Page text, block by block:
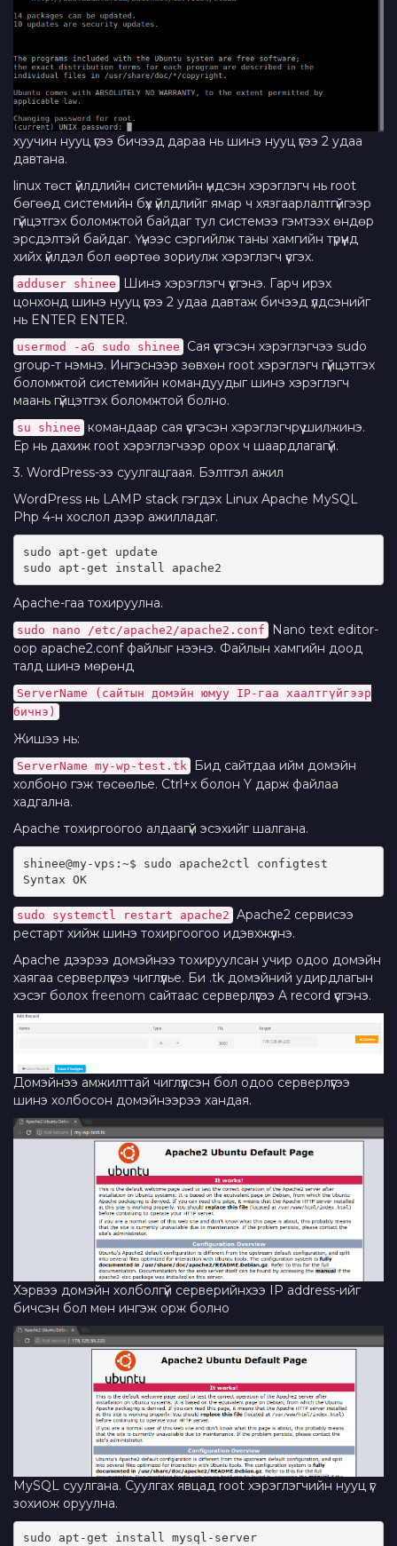
хуучин нууц үгээ бичээд дараа нь шинэ нууц үгээ 2 удаа
давтана.
linux төст үйлдлийн системийн үндсэн хэрэглэгч нь root
бөгөөд системийн бүх үйлдлийг ямар ч хязгаарлалтгүйгээр
гүйцэтгэх боломжтой байдаг тул системээ гэмтээх өндөр
эрсдэлтэй байдаг. Үүнээс сэргийлж таны хамгийн түрүүнд
хийх үйлдэл бол өөртөө зориулж хэрэглэгч үүсгэх.
adduser shinee
Шинэ хэрэглэгч үүсгэнэ. Гарч ирэх
цонхонд шинэ нууц үгээ 2 удаа давтаж бичээд үлдсэнийг
нь ENTER ENTER.
usermod -aG sudo shinee
Сая үүсгэсэн хэрэглэгчээ sudo
group-т нэмнэ. Ингэснээр зөвхөн root хэрэглэгч гүйцэтгэх
боломжтой системийн командуудыг шинэ хэрэглэгч
маань гүйцэтгэх боломжтой болно.
su shinee
командаар сая үүсгэсэн хэрэглэгчрүү шилжинэ.
Ер нь дахиж root хэрэглэгчээр орох ч шаардлагагүй.
3. WordPress-ээ суулгацгаая. Бэлтгэл ажил
WordPress нь LAMP stack гэгдэх Linux Apache MySQL
Php 4-н хослол дээр ажилладаг.
sudo apt-get update
sudo apt-get install apache2
Apache-гаа тохируулна.
sudo nano /etc/apache2/apache2.conf
Nano text editor-
оор apache2.conf файлыг нээнэ. Файлын хамгийн доод
талд шинэ мөрөнд
ServerName (сайтын домэйн юмуу IP-гаа хаалтгүйгээр
бичнэ)
Жишээ нь:
ServerName my-wp-test.tk
Бид сайтдаа ийм домэйн
холбоно гэж төсөөлье. Ctrl+x болон Y дарж файлаа
хадгална.
Apache тохиргоогоо алдаагүй эсэхийг шалгана.
shinee@my-vps:~$ sudo apache2ctl configtest
Syntax OK
sudo systemctl restart apache2 Apache2 сервисээ
рестарт хийж шинэ тохиргоогоо идэвхжүүлнэ.
Apache дээрээ домэйнээ тохируулсан учир одоо домэйн
хаягаа серверлүүгээ чиглүүлье. Би .tk домэйний удирдлагын
хэсэг болох freenom сайтаас серверлүүгээ A record үүсгэнэ.
Домэйнээ амжилттай чиглүүлсэн бол одоо серверлүүгээ
шинэ холбосон домэйнээрээ хандая.
Хэрвээ домэйн холболгүй серверийнхээ IP address-ийг
бичсэн бол мөн ингэж орж болно
MySQL суулгана. Суулгах явцад root хэрэглэгчийн нууц үг
зохиож оруулна.
sudo apt-get install mysql-server